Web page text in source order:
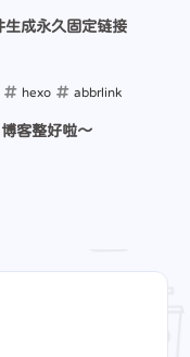
成永久固定链接
hexo abbrlink
客整好啦～